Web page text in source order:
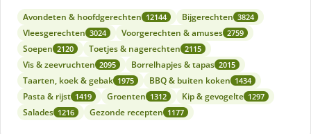
Avondeten & hoofdgerechten 12144 Bijgerechten 3824
Vleesgerechten 3024 Voorgerechten & amuses 2759
Soepen 2120 Toetjes & nagerechten 2115
Vis & zeevruchten 2095 Borrelhapjes & tapas 2015
Taarten, koek & gebak 1975 BBQ & buiten koken 1434
Pasta & rijst 1419 Groenten 1312 Kip & gevogelte 1297
Salades 1216 Gezonde recepten 1177